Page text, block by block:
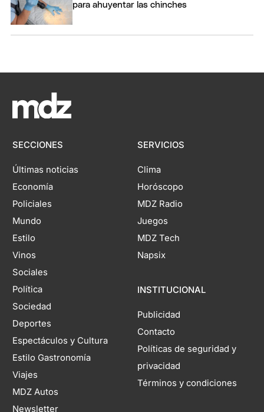
para ahuyentar las chinches
SECCIONES
Últimas noticias
Economía
Policiales
Mundo
Estilo
Vinos
Sociales
Política
Sociedad
Deportes
Espectáculos y Cultura
Estilo Gastronomía
Viajes
MDZ Autos
Newsletter
SERVICIOS
Clima
Horóscopo
MDZ Radio
Juegos
MDZ Tech
Napsix
INSTITUCIONAL
Publicidad
Contacto
Políticas de seguridad y
privacidad
Términos y condiciones